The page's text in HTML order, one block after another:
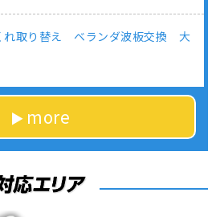
れ取り替え ベランダ波板交換 大
more